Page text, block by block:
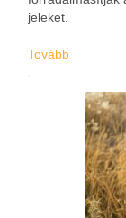
jeleket.
Tovább